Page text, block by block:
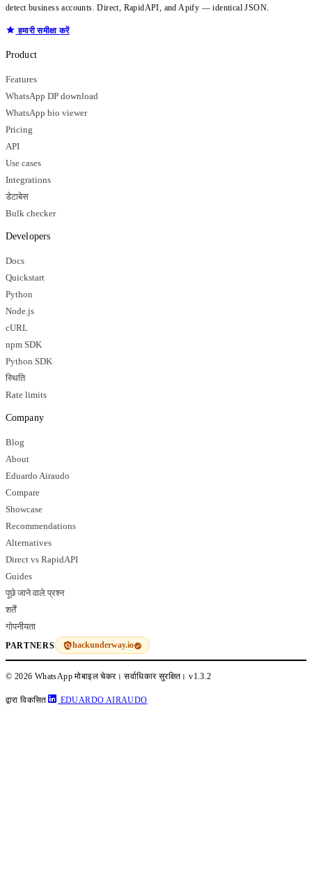
detect business accounts. Direct, RapidAPI, and Apify — identical JSON.
हमारी समीक्षा करें
Product
Features
WhatsApp DP download
WhatsApp bio viewer
Pricing
API
Use cases
Integrations
डेटाबेस
Bulk checker
Developers
Docs
Quickstart
Python
Node.js
cURL
npm SDK
Python SDK
स्थिति
Rate limits
Company
Blog
About
Eduardo Airaudo
Compare
Showcase
Recommendations
Alternatives
Direct vs RapidAPI
Guides
पूछे जाने वाले प्रश्न
शर्तें
गोपनीयता
PARTNERS hackunderway.io
© 2026 WhatsApp मोबाइल चेकर। सर्वाधिकार सुरक्षित।v1.3.2
द्वारा विकसित EDUARDO AIRAUDO